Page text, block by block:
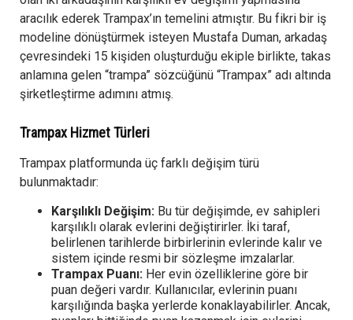
aracılık ederek Trampax’ın temelini atmıştır. Bu fikri bir iş
modeline dönüştürmek isteyen Mustafa Duman, arkadaş
çevresindeki 15 kişiden oluşturduğu ekiple birlikte, takas
anlamına gelen “trampa” sözcüğünü “Trampax” adı altında
şirketleştirme adımını atmış.
Trampax Hizmet Türleri
Trampax platformunda üç farklı değişim türü
bulunmaktadır:
Karşılıklı Değişim: Bu tür değişimde, ev sahipleri
karşılıklı olarak evlerini değiştirirler. İki taraf,
belirlenen tarihlerde birbirlerinin evlerinde kalır ve
sistem içinde resmi bir sözleşme imzalarlar.
Trampax Puanı: Her evin özelliklerine göre bir
puan değeri vardır. Kullanıcılar, evlerinin puanı
karşılığında başka yerlerde konaklayabilirler. Ancak,